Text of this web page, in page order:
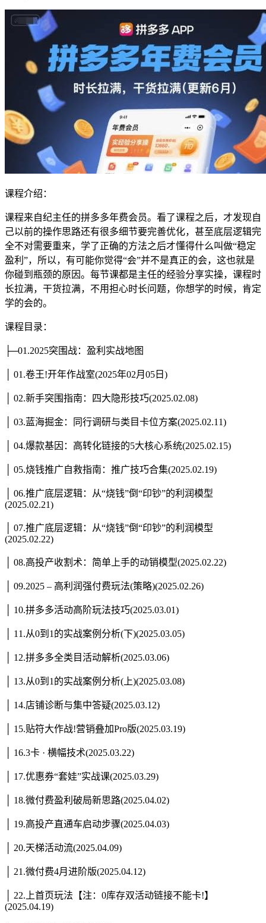
课程介绍：
课程来自纪主任的拼多多年费会员。看了课程之后，才发现自
己以前的操作思路还有很多细节要完善优化，甚至底层逻辑完
全不对需要重来，学了正确的方法之后才懂得什么叫做“稳定
盈利”，所以，有可能你觉得“会”并不是真正的会，这也就是
你碰到瓶颈的原因。每节课都是主任的经验分享实操，课程时
长拉满，干货拉满，不用担心时长问题，你想学的时候，肯定
学的会的。
课程目录：
├─01.2025突围战：盈利实战地图
│ 01.卷王!开年作战室(2025年02月05日)
│ 02.新手突围指南：四大隐形技巧(2025.02.08)
│ 03.蓝海掘金：同行调研与类目卡位方案(2025.02.11)
│ 04.爆款基因：高转化链接的5大核心系统(2025.02.15)
│ 05.烧钱推广自救指南：推广技巧合集(2025.02.19)
│ 06.推广底层逻辑：从“烧钱”倒“印钞”的利润模型
(2025.02.21)
│ 07.推广底层逻辑：从“烧钱”倒“印钞”的利润模型
(2025.02.22)
│ 08.高投产收割术：简单上手的动销模型(2025.02.22)
│ 09.2025 – 高利润强付费玩法(策略)(2025.02.26)
│ 10.拼多多活动高阶玩法技巧(2025.03.01)
│ 11.从0到1的实战案例分析(下)(2025.03.05)
│ 12.拼多多全类目活动解析(2025.03.06)
│ 13.从0到1的实战案例分析(上)(2025.03.08)
│ 14.店铺诊断与集中答疑(2025.03.12)
│ 15.贴符大作战!营销叠加Pro版(2025.03.19)
│ 16.3卡 · 横幅技术(2025.03.22)
│ 17.优惠券“套娃”实战课(2025.03.29)
│ 18.微付费盈利破局新思路(2025.04.02)
│ 19.高投产直通车启动步骤(2025.04.03)
│ 20.天梯活动流(2025.04.09)
│ 21.微付费4月进阶版(2025.04.12)
│ 22.上首页玩法【注：0库存双活动链接不能卡!】
(2025.04.19)